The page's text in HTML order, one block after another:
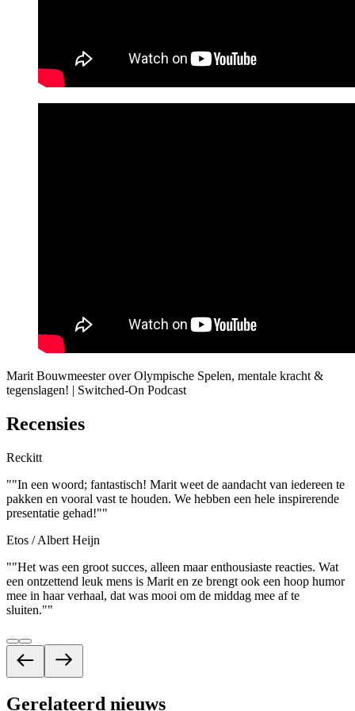
Marit Bouwmeester over Olympische Spelen, mentale kracht &
tegenslagen! | Switched-On Podcast
Recensies
Reckitt
""In een woord; fantastisch! Marit weet de aandacht van iedereen te
pakken en vooral vast te houden. We hebben een hele inspirerende
presentatie gehad!""
Etos / Albert Heijn
""Het was een groot succes, alleen maar enthousiaste reacties. Wat
een ontzettend leuk mens is Marit en ze brengt ook een hoop humor
mee in haar verhaal, dat was mooi om de middag mee af te
sluiten.""
Gerelateerd nieuws